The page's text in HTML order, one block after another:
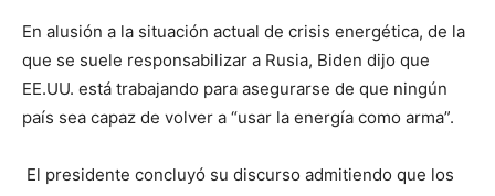
En alusión a la situación actual de crisis energética, de la
que se suele responsabilizar a Rusia, Biden dijo que
EE.UU. está trabajando para asegurarse de que ningún
país sea capaz de volver a “usar la energía como arma”.
El presidente concluyó su discurso admitiendo que los